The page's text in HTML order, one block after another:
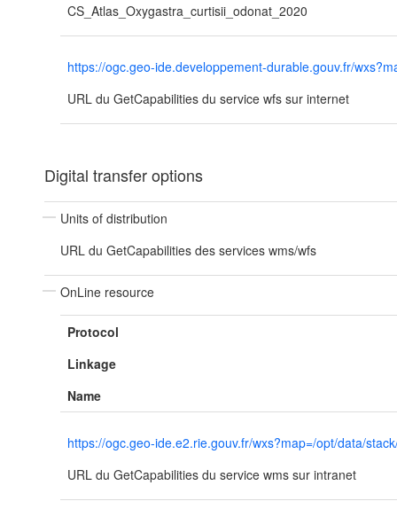
CS_Atlas_Oxygastra_curtisii_odonat_2020
https://ogc.geo-ide.developpement-durable.gouv.fr/
URL du GetCapabilities du service wfs sur internet
Digital transfer options
Units of distribution
URL du GetCapabilities des services wms/wfs
OnLine resource
Protocol
Linkage
Name
https://ogc.geo-ide.e2.rie.gouv.fr/wxs?map=/opt/data/
URL du GetCapabilities du service wms sur intranet